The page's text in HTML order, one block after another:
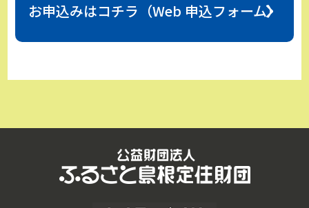
お申込みはコチラ（Web 申込フォーム）